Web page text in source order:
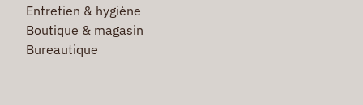
Entretien & hygiène
Boutique & magasin
Bureautique